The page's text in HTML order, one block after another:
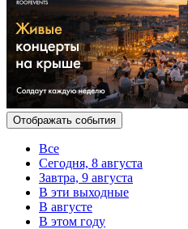
Отображать события
Все
Сегодня, 8 августа
Завтра, 9 августа
В эти выходные
В августе
В этом году